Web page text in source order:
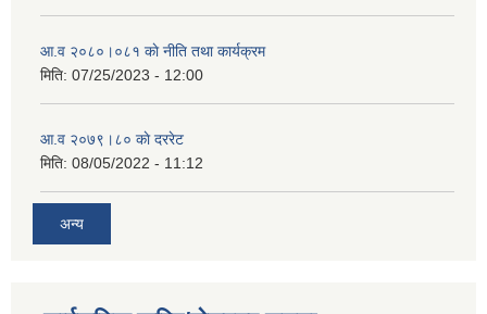
आ.व २०८०।०८१ काे नीति तथा कार्यक्रम
मिति: 07/25/2023 - 12:00
आ.व २०७९।८० काे दररेट
मिति: 08/05/2022 - 11:12
अन्य